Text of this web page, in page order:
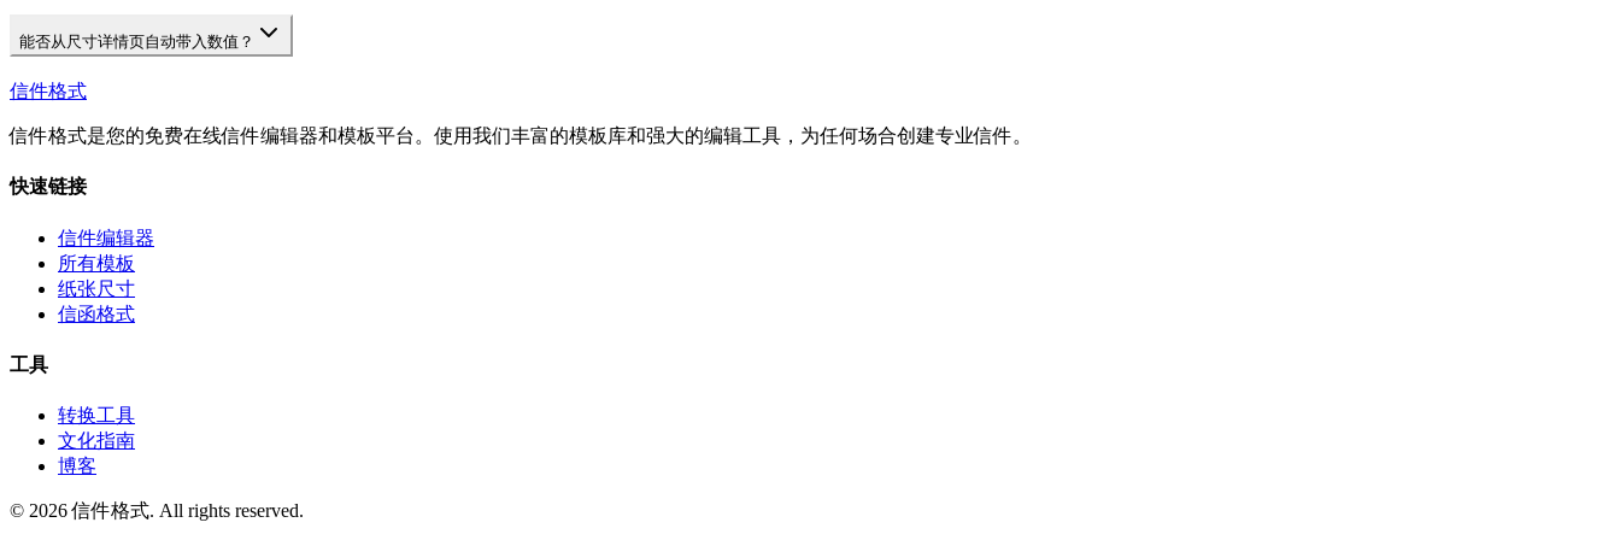
能否从尺寸详情页自动带入数值？
信件格式
信件格式是您的免费在线信件编辑器和模板平台。使用我们丰富的模板库和强大的编辑工具，为任何场合创建专业信件。
快速链接
信件编辑器
所有模板
纸张尺寸
信函格式
工具
转换工具
文化指南
博客
© 2026 信件格式. All rights reserved.